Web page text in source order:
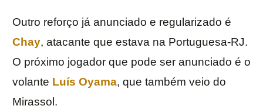
Outro reforço já anunciado e regularizado é
Chay, atacante que estava na Portuguesa-RJ.
O próximo jogador que pode ser anunciado é o
volante Luís Oyama, que também veio do
Mirassol.